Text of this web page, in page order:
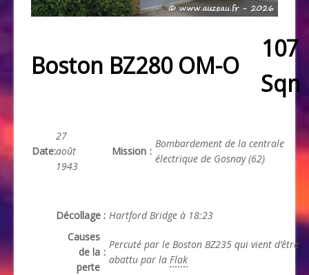
Boston BZ280 OM-O
107
Sqn
Date:
27
août
1943
Mission :
Bombardement de la centrale
électrique de Gosnay (62)
Décollage : Hartford Bridge à 18:23
Causes
de la
perte
:
Percuté par le Boston BZ235 qui vient d’être
abattu par la Flak